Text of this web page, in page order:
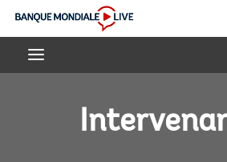
Skip
Main
Banque
mondiale